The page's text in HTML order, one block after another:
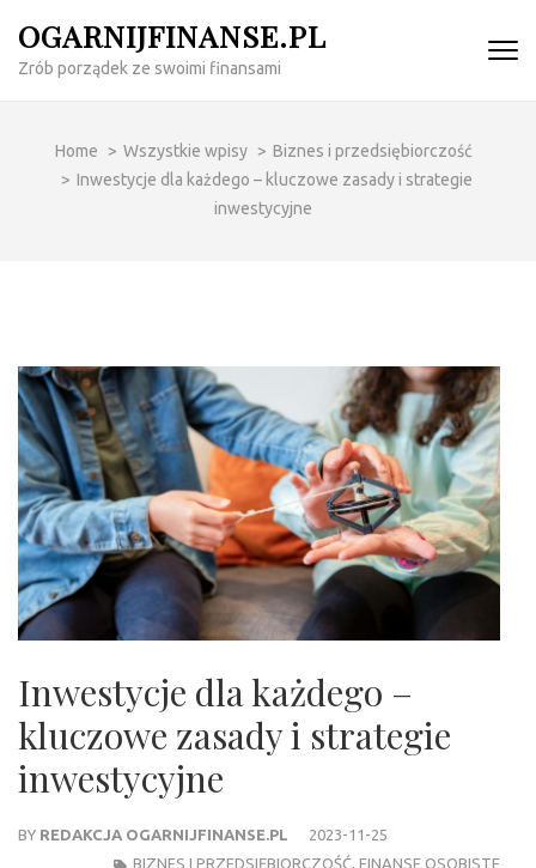
content
OGARNIJFINANSE.PL
Zrób porządek ze swoimi finansami
Home > Wszystkie wpisy > Biznes i przedsiębiorczość
> Inwestycje dla każdego – kluczowe zasady i strategie
inwestycyjne
Inwestycje dla każdego –
kluczowe zasady i strategie
inwestycyjne
BY REDAKCJA OGARNIJFINANSE.PL
2023-11-25
BIZNES I PRZEDSIĘBIORCZOŚĆ, FINANSE OSOBISTE